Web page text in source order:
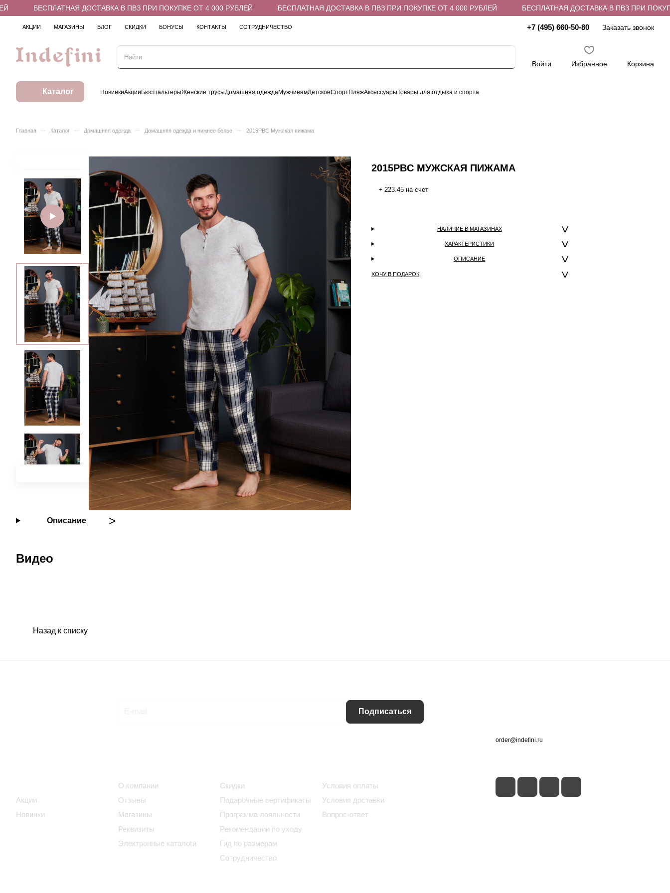
БЕСПЛАТНАЯ ДОСТАВКА В ПВЗ ПРИ ПОКУПКЕ ОТ 4 000 РУБЛЕЙ БЕСПЛАТНАЯ ДОСТАВКА В ПВЗ ПРИ ПОКУПКЕ ОТ 4 000 РУБЛЕЙ БЕСПЛАТНАЯ ДОСТАВКА В ПВЗ ПРИ ПОКУПКЕ
АКЦИИ МАГАЗИНЫ БЛОГ СКИДКИ БОНУСЫ КОНТАКТЫ СОТРУДНИЧЕСТВО +7 (495) 660-50-80 Заказать звонок
Войти Избранное Корзина
Каталог НовинкиАкцииБюстгальтерыЖенские трусыДомашняя одеждаМужчинамДетскоеСпортПляжАксессуарыТовары для отдыха и спорта
Главная – Каталог – Домашняя одежда – Домашняя одежда и нижнее белье – 2015PBC Мужская пижама
2015PBC МУЖСКАЯ ПИЖАМА
+ 223.45 на счет
НАЛИЧИЕ В МАГАЗИНАХ
ХАРАКТЕРИСТИКИ
ОПИСАНИЕ
ХОЧУ В ПОДАРОК
Описание
Видео
Назад к списку
Подписаться
Акции
Новинки
О компании
Отзывы
Магазины
Реквизиты
Электронные каталоги
Скидки
Подарочные сертификаты
Программа лояльности
Рекомендации по уходу
Гид по размерам
Сотрудничество
Условия оплаты
Условия доставки
Вопрос-ответ
order@indefini.ru